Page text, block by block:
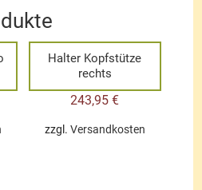
Halter Kopfstütze
rechts
243,95€
zzgl. Versandkosten